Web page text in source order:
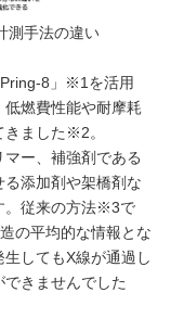
測手法の違い
8」※1を活用
低燃費性能や耐摩耗
きました※2。
ー、補強剤である
添加剤や架橋剤な
。従来の方法※3で
の平均的な情報とな
してもX線が通過し
きませんでした